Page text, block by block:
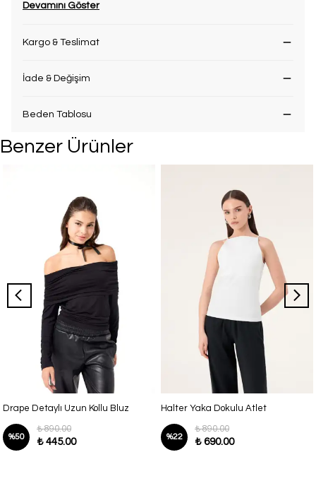
Devamını Göster
Kargo & Teslimat
İade & Değişim
Beden Tablosu
Benzer Ürünler
Drape Detaylı Uzun Kollu Bluz
%50
₺ 890.00
₺ 445.00
Halter Yaka Dokulu Atlet
%22
₺ 890.00
₺ 690.00